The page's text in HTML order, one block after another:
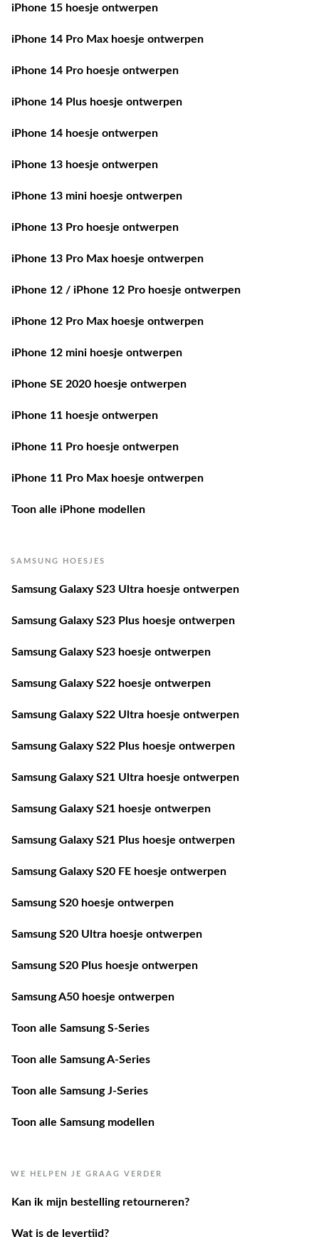
iPhone 15 hoesje ontwerpen
iPhone 14 Pro Max hoesje ontwerpen
iPhone 14 Pro hoesje ontwerpen
iPhone 14 Plus hoesje ontwerpen
iPhone 14 hoesje ontwerpen
iPhone 13 hoesje ontwerpen
iPhone 13 mini hoesje ontwerpen
iPhone 13 Pro hoesje ontwerpen
iPhone 13 Pro Max hoesje ontwerpen
iPhone 12 / iPhone 12 Pro hoesje ontwerpen
iPhone 12 Pro Max hoesje ontwerpen
iPhone 12 mini hoesje ontwerpen
iPhone SE 2020 hoesje ontwerpen
iPhone 11 hoesje ontwerpen
iPhone 11 Pro hoesje ontwerpen
iPhone 11 Pro Max hoesje ontwerpen
Toon alle iPhone modellen
SAMSUNG HOESJES
Samsung Galaxy S23 Ultra hoesje ontwerpen
Samsung Galaxy S23 Plus hoesje ontwerpen
Samsung Galaxy S23 hoesje ontwerpen
Samsung Galaxy S22 hoesje ontwerpen
Samsung Galaxy S22 Ultra hoesje ontwerpen
Samsung Galaxy S22 Plus hoesje ontwerpen
Samsung Galaxy S21 Ultra hoesje ontwerpen
Samsung Galaxy S21 hoesje ontwerpen
Samsung Galaxy S21 Plus hoesje ontwerpen
Samsung Galaxy S20 FE hoesje ontwerpen
Samsung S20 hoesje ontwerpen
Samsung S20 Ultra hoesje ontwerpen
Samsung S20 Plus hoesje ontwerpen
Samsung A50 hoesje ontwerpen
Toon alle Samsung S-Series
Toon alle Samsung A-Series
Toon alle Samsung J-Series
Toon alle Samsung modellen
WE HELPEN JE GRAAG VERDER
Kan ik mijn bestelling retourneren?
Wat is de levertijd?